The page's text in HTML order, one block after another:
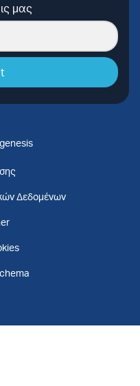
μας
Δεδομένων